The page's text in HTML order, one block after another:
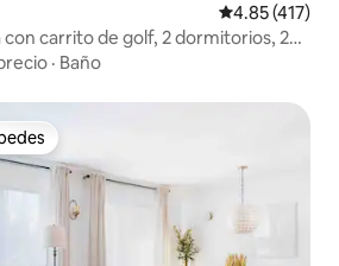
Calificación
4.85 (417)
carrito de golf, 2 dormitorios, 2
· Baño